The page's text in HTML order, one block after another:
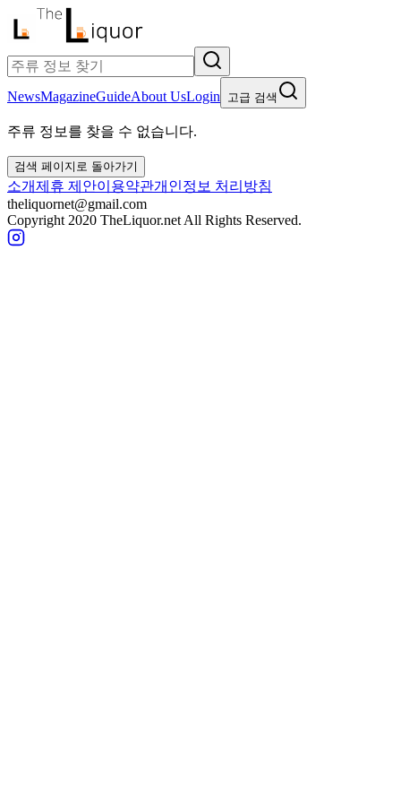
NewsMagazineGuideAbout UsLogin 고급 검색
주류 정보를 찾을 수 없습니다.
검색 페이지로 돌아가기
소개제휴 제안이용약관개인정보 처리방침
theliquornet@gmail.com
Copyright 2020 TheLiquor.net All Rights Reserved.